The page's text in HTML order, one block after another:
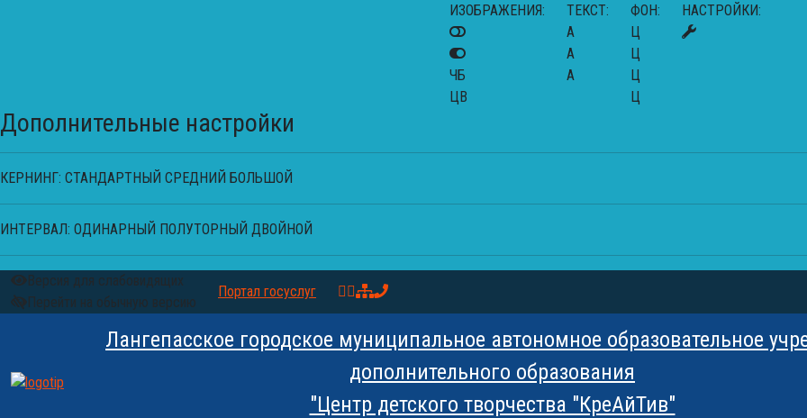
ИЗОБРАЖЕНИЯ:
ЧБ
ЦВ
ТЕКСТ:
A
A
A
ФОН:
Ц
Ц
Ц
Ц
НАСТРОЙКИ:
Дополнительные настройки
КЕРНИНГ: СТАНДАРТНЫЙ СРЕДНИЙ БОЛЬШОЙ
ИНТЕРВАЛ: ОДИНАРНЫЙ ПОЛУТОРНЫЙ ДВОЙНОЙ
Версия для слабовидящих
Перейти на обычную версию
Портал госуслуг
Лангепасское городское муниципальное автономное образовательное
дополнительного образования
"Центр детского творчества "КреАйТив"